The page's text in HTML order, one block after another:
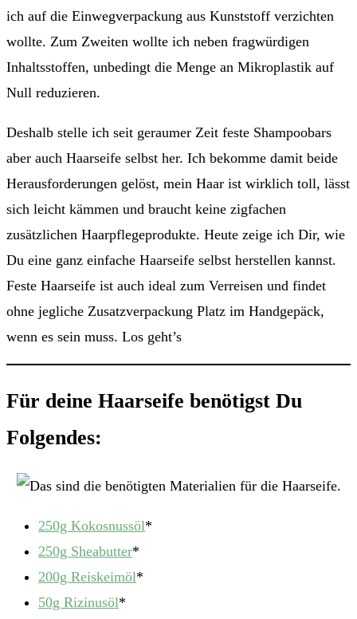
ich auf die Einwegverpackung aus Kunststoff verzichten
wollte. Zum Zweiten wollte ich neben fragwürdigen
Inhaltsstoffen, unbedingt die Menge an Mikroplastik auf
Null reduzieren.
Deshalb stelle ich seit geraumer Zeit feste Shampoobars
aber auch Haarseife selbst her. Ich bekomme damit beide
Herausforderungen gelöst, mein Haar ist wirklich toll, lässt
sich leicht kämmen und braucht keine zigfachen
zusätzlichen Haarpflegeprodukte. Heute zeige ich Dir, wie
Du eine ganz einfache Haarseife selbst herstellen kannst.
Feste Haarseife ist auch ideal zum Verreisen und findet
ohne jegliche Zusatzverpackung Platz im Handgepäck,
wenn es sein muss. Los geht’s
Für deine Haarseife benötigst Du
Folgendes:
250g Kokosnussöl*
250g Sheabutter*
200g Reiskeimöl*
50g Rizinusöl*